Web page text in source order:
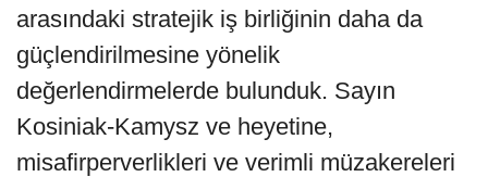
arasındaki stratejik iş birliğinin daha da
güçlendirilmesine yönelik
değerlendirmelerde bulunduk. Sayın
Kosiniak-Kamysz ve heyetine,
misafirperverlikleri ve verimli müzakereleri